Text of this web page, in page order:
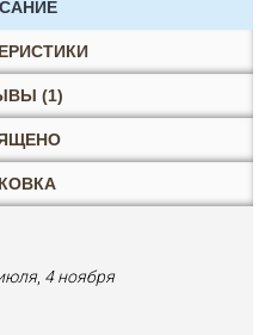
(1)
, 4 ноября